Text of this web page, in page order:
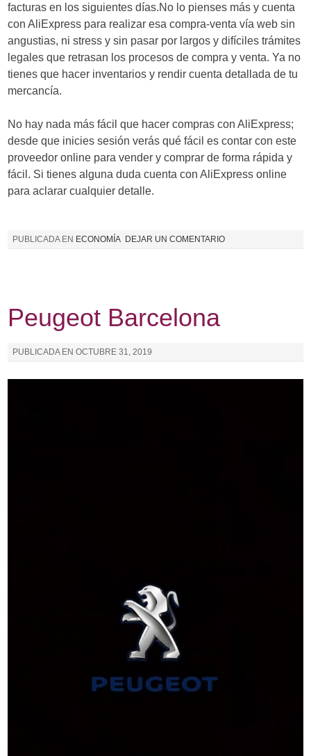
facturas en los siguientes días.No lo pienses más y cuenta
con AliExpress para realizar esa compra-venta vía web sin
angustias, ni stress y sin pasar por largos y difíciles trámites
legales que retrasan los procesos de compra y venta. Ya no
tienes que hacer inventarios y rendir cuenta detallada de tu
mercancía.
No hay nada más fácil que hacer compras con AliExpress;
desde que inicies sesión verás qué fácil es contar con este
proveedor online para vender y comprar de forma rápida y
fácil. Si tienes alguna duda cuenta con AliExpress online
para aclarar cualquier detalle.
PUBLICADA EN ECONOMÍA DEJAR UN COMENTARIO
Peugeot Barcelona
PUBLICADA ENOCTUBRE 31, 2019